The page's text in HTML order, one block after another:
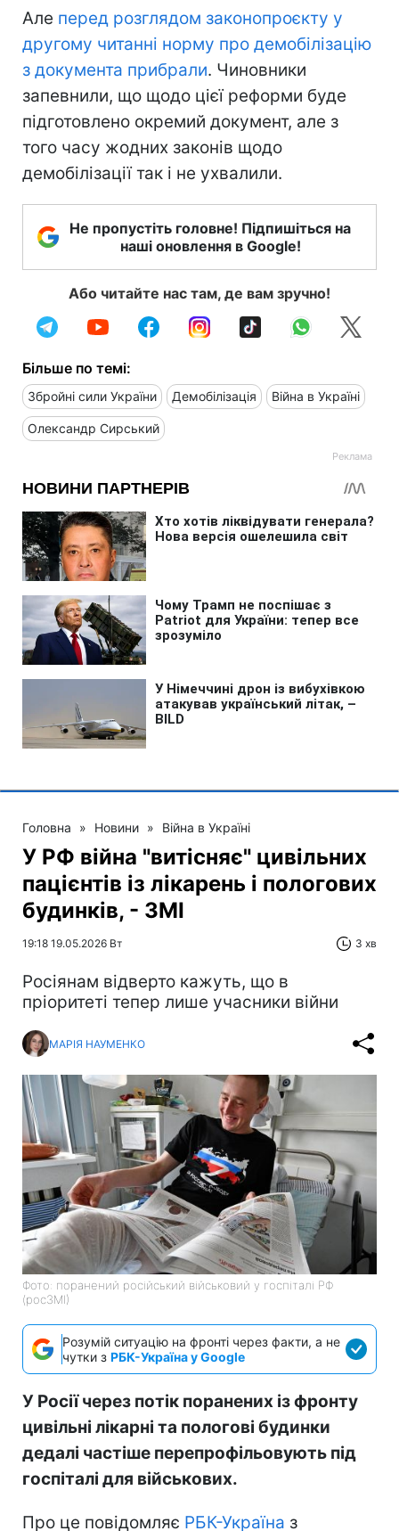
Але перед розглядом законопроєкту у
другому читанні норму про демобілізацію
з документа прибрали. Чиновники
запевнили, що щодо цієї реформи буде
підготовлено окремий документ, але з
того часу жодних законів щодо
демобілізації так і не ухвалили.
Не пропустіть головне! Підпишіться на
наші оновлення в Google!
Або читайте нас там, де вам зручно!
Більше по темі:
Збройні сили України Демобілізація Війна в Україні
Олександр Сирський
Головна » Новини » Війна в Україні
У РФ війна "витісняє" цивільних
пацієнтів із лікарень і пологових
будинків, - ЗМІ
19:18 19.05.2026 Вт 3 хв
Росіянам відверто кажуть, що в
пріоритеті тепер лише учасники війни
МАРІЯ НАУМЕНКО
Фото: поранений російський військовий у госпіталі РФ
(росЗМІ)
Розумій ситуацію на фронті через факти, а не
чутки з РБК-Україна у Google
У Росії через потік поранених із фронту
цивільні лікарні та пологові будинки
дедалі частіше перепрофільовують під
госпіталі для військових.
Про це повідомляє РБК-Україна з